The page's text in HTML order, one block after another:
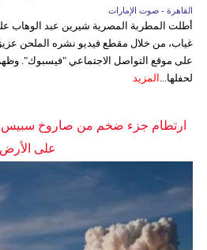
القاهرة - صوت الإمارات
أطلت المطربة المصرية شيرين عبد الوهاب
غياب، من خلال مقطع فيديو نشره الملحن
على موقع التواصل الاجتماعي "فيسبوك".
لحفلها... المزيد
ارتطام جزء ضخم من صاروخ سبيس
على الأرض